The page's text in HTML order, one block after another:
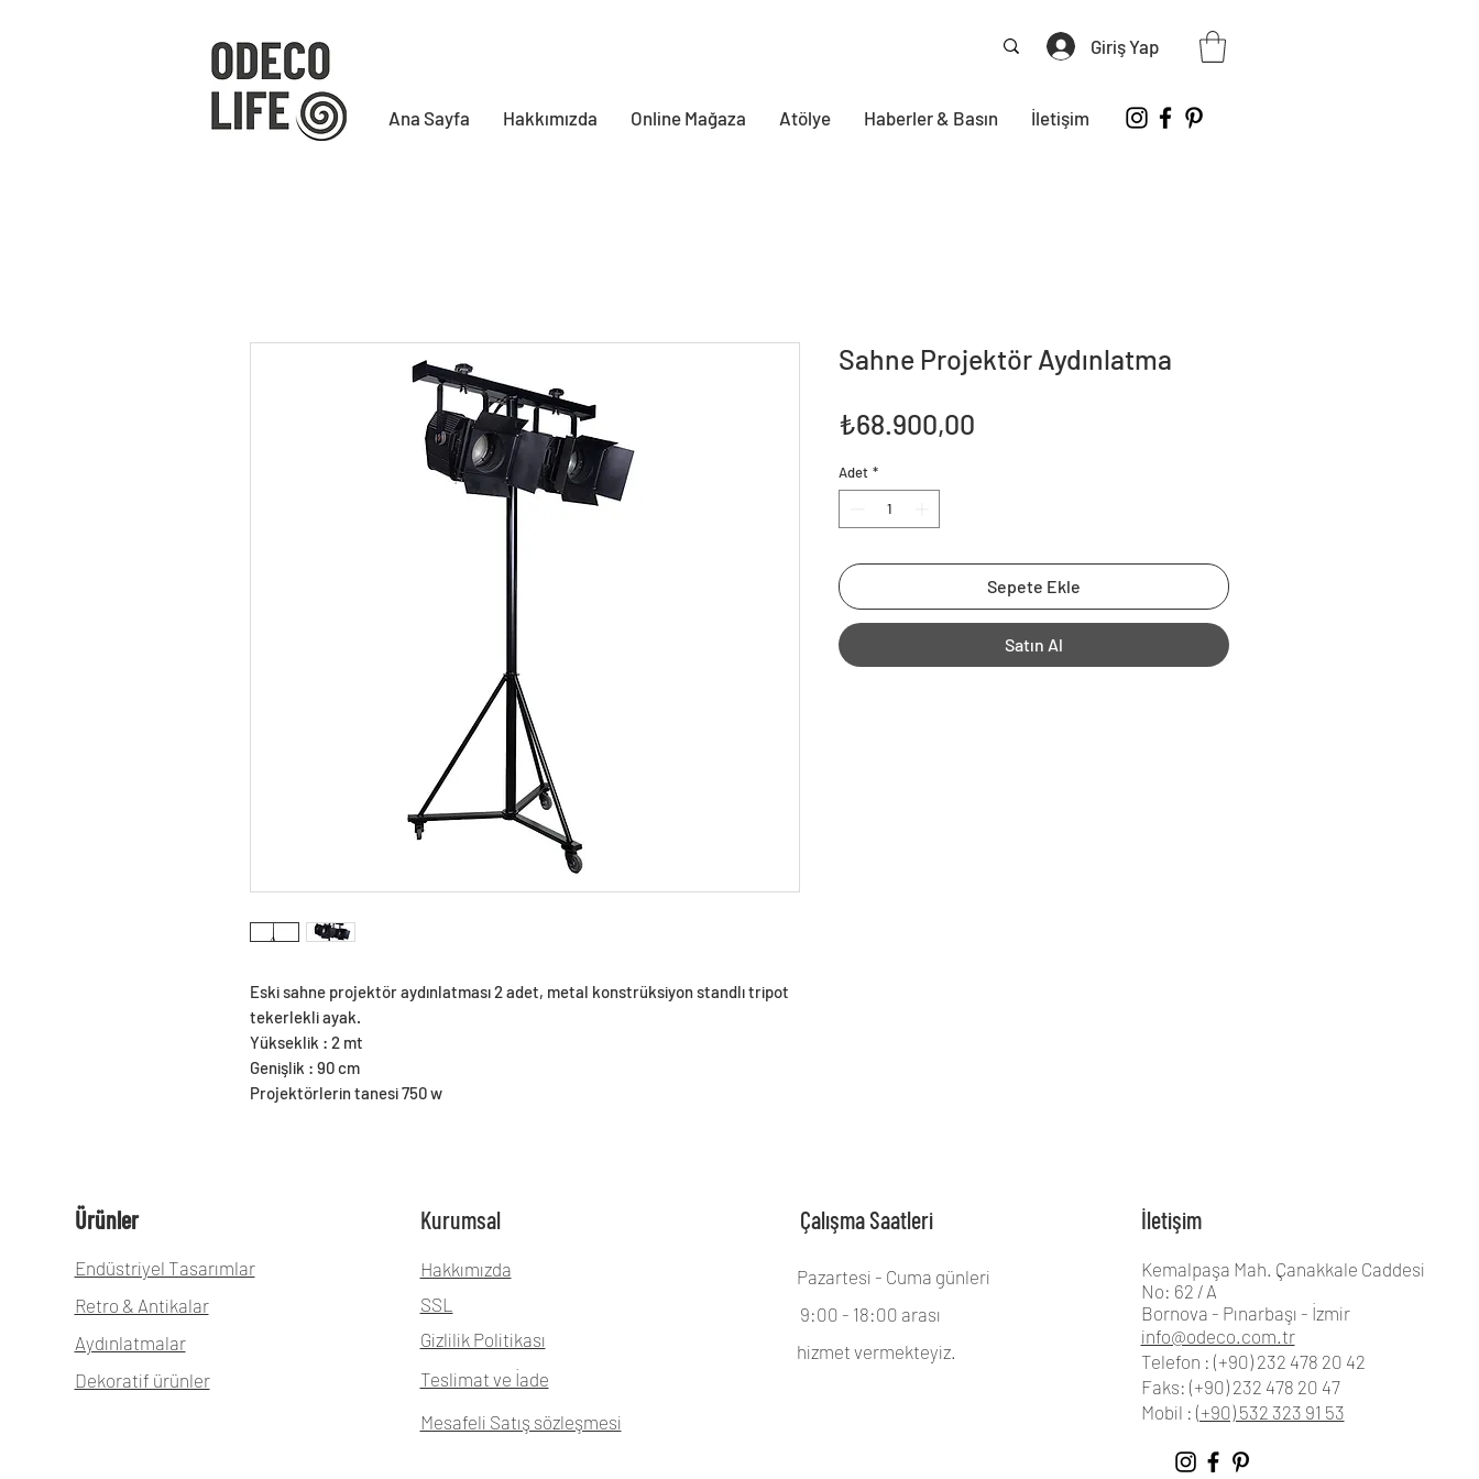
Giriş Yap
Ana Sayfa Hakkımızda Online Mağaza Atölye Haberler & Basın İletişim
Eski sahne projektör aydınlatması 2 adet, metal konstrüksiyon standlı tripot
tekerlekli ayak.
Yükseklik : 2 mt
Genişlik : 90 cm
Projektörlerin tanesi 750 w
Sahne Projektör Aydınlatma
₺68.900,00
Adet *
Sepete Ekle
Satın Al
Ürünler
Endüstriyel Tasarımlar
Retro & Antikalar
Aydınlatmalar
Dekoratif ürünler
Kurumsal
Hakkımızda
SSL
Gizlilik Politikası
Teslimat ve İade
Mesafeli Satış sözleşmesi
Çalışma Saatleri
Pazartesi - Cuma günleri
9:00 - 18:00 arası
hizmet vermekteyiz.
İletişim
Kemalpaşa Mah. Çanakkale Caddesi
No: 62 / A
Bornova - Pınarbaşı - İzmir
info@odeco.com.tr
Telefon : (+90) 232 478 20 42
Faks: (+90) 232 478 20 47
Mobil : (+90) 532 323 91 53